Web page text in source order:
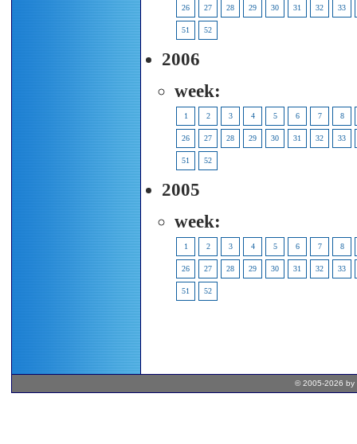
26 27 28 29 30 31 32 33
51 52
2006
week:
1 2 3 4 5 6 7 8
26 27 28 29 30 31 32 33
51 52
2005
week:
1 2 3 4 5 6 7 8
26 27 28 29 30 31 32 33
51 52
© 2005-2026 by